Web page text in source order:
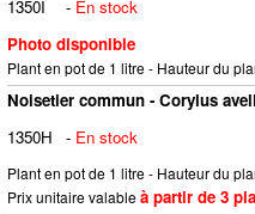
1350I
- En stock
Photo disponible
Plant en pot de 1 litre - Hauteur du
Noisetier commun - Corylus
1350H
- En stock
Plant en pot de 1 litre - Hauteur du
Prix unitaire valableà partir de 3